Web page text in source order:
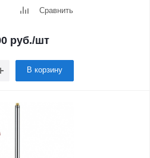
Сравнить
руб./шт
В корзину